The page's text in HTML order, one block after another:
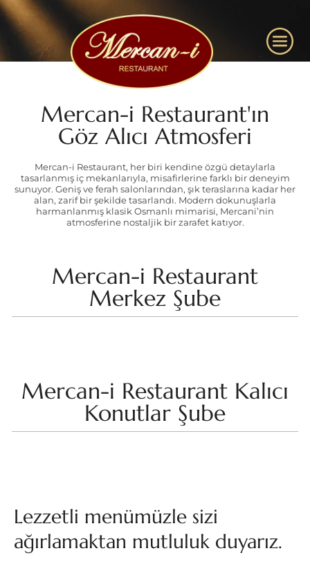
Mercan-i Restaurant'ın
Göz Alıcı Atmosferi
Mercan-i Restaurant, her biri kendine özgü detaylarla
tasarlanmış iç mekanlarıyla, misafirlerine farklı bir deneyim
sunuyor. Geniş ve ferah salonlarından, şık teraslarına kadar her
alan, zarif bir şekilde tasarlandı. Modern dokunuşlarla
harmanlanmış klasik Osmanlı mimarisi, Mercani’nin
atmosferine nostaljik bir zarafet katıyor.
Mercan-i Restaurant
Merkez Şube
Mercan-i Restaurant Kalıcı
Konutlar Şube
Lezzetli menümüzle sizi
ağırlamaktan mutluluk duyarız.